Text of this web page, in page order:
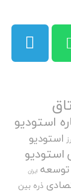
استودیو
استودیو
استودیو
توسعه ایران
ذره بین